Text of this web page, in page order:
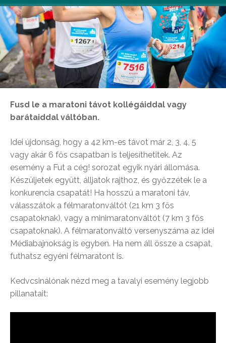
Fusd le a maratoni távot kollégáiddal vagy
barátaiddal váltóban.
Idei újdonság, hogy a 42 km-es távot már 2, 3, 4, 5
vagy akár 6 fős csapatban is teljesíthetitek. Az
esemény a Fut a cég! sorozat egyik nyári állomása.
Készüljetek együtt, álljatok rajthoz, és győzzétek le a
konkurencia csapatát! Ha hosszú a maratoni táv,
válasszátok a félmaratonváltót (21 km 3 fős
csapatoknak), vagy a minimaratonváltót (7 km 3 fős
csapatoknak). A félmaratonváltó versenyszáma az idei
Médiabajnokság is egyben. Ha nem áll össze a csapat,
futhatsz egyéni félmaratont is.
Kedvcsinálónak nézd meg a tavalyi esemény legjobb
pillanatait: